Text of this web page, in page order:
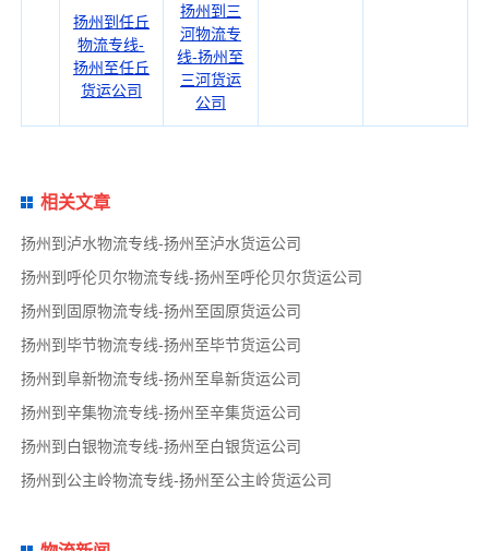
扬州到任丘
物流专线-
扬州至任丘
货运公司
扬州到三
河物流专
线-扬州至
三河货运
公司
相关文章
扬州到泸水物流专线-扬州至泸水货运公司
扬州到呼伦贝尔物流专线-扬州至呼伦贝尔货运公司
扬州到固原物流专线-扬州至固原货运公司
扬州到毕节物流专线-扬州至毕节货运公司
扬州到阜新物流专线-扬州至阜新货运公司
扬州到辛集物流专线-扬州至辛集货运公司
扬州到白银物流专线-扬州至白银货运公司
扬州到公主岭物流专线-扬州至公主岭货运公司